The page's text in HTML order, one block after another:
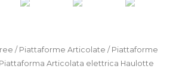
Bonus 4.0
/ Piattaforme Articolate / Piattaforme
Articolata elettrica Haulotte